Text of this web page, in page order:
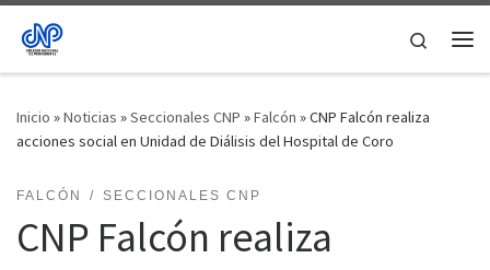
Saltar al contenido
Search
Inicio »Noticias »Seccionales CNP »Falcón »CNP Falcón realiza
acciones social en Unidad de Diálisis del Hospital de Coro
FALCÓN SECCIONALES CNP
CNP Falcón realiza